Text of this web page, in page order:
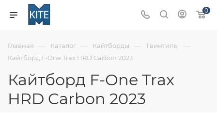
0
Главная — Каталог — Кайтборды — Твинтипы —
Кайтборд F-One Trax HRD Carbon 2023
Кайтборд F-One Trax
HRD Carbon 2023